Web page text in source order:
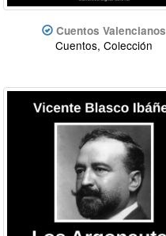
Cuentos Valencianos
Cuentos, Colección